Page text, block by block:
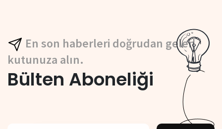
En son haberleri doğrudan gelen
kutunuza alın.
Bülten Aboneliği